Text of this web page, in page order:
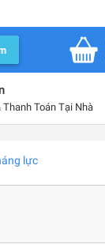
Thanh Toán Tại Nhà
lực